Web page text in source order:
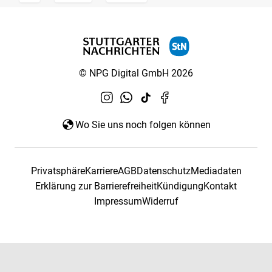
© NPG Digital GmbH 2026
Wo Sie uns noch folgen können
PrivatsphäreKarriereAGBDatenschutzMediadaten
Erklärung zur BarrierefreiheitKündigungKontakt
ImpressumWiderruf